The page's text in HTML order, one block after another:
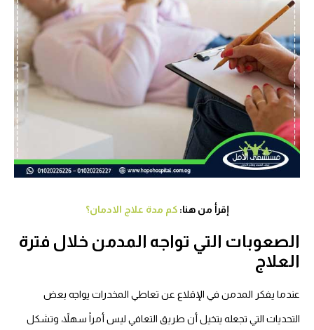
إقرأ من هنا:كم مدة علاج الادمان؟
الصعوبات التي تواجه المدمن خلال فترة
العلاج
عندما يفكر المدمن في الإقلاع عن تعاطي المخدرات يواجه بعض
التحديات التي تجعله يتخيل أن طريق التعافي ليس أمراً سهلاً، وتشكل